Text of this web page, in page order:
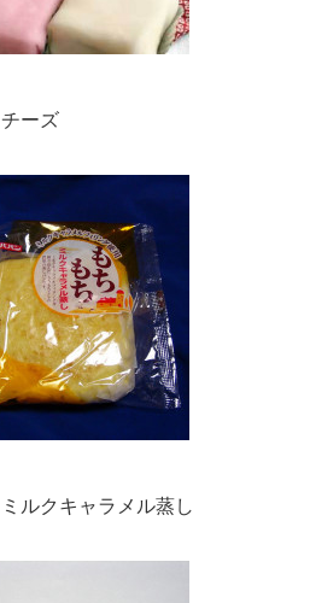
ーズ
ルクキャラメル蒸し